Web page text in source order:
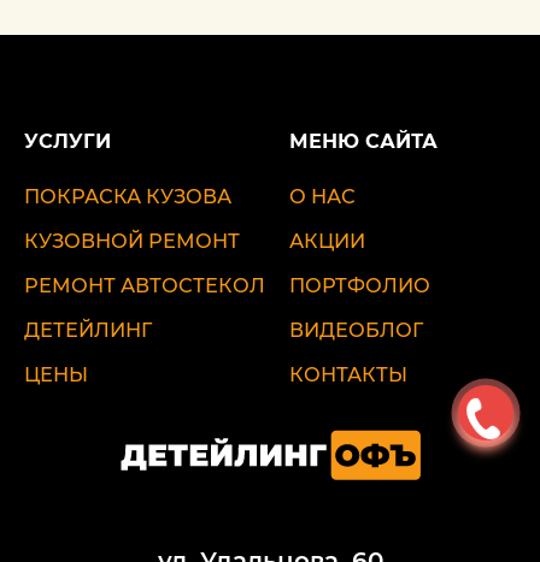
УСЛУГИ
ПОКРАСКА КУЗОВА
КУЗОВНОЙ РЕМОНТ
РЕМОНТ АВТОСТЕКОЛ
ДЕТЕЙЛИНГ
ЦЕНЫ
МЕНЮ САЙТА
О НАС
АКЦИИ
ПОРТФОЛИО
ВИДЕОБЛОГ
КОНТАКТЫ